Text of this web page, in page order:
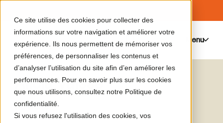
Ce site utilise des cookies pour collecter des
informations sur votre navigation et améliorer votre
expérience. Ils nous permettent de mémoriser vos
préférences, de personnaliser les contenus et
d’analyser l’utilisation du site afin d’en améliorer les
performances. Pour en savoir plus sur les cookies
que nous utilisons, consultez notre Politique de
confidentialité.
Si vous refusez l'utilisation des cookies, vos
Menu
Alicia Vaïsse
Artiste